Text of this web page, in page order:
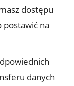
​dostępu‍
na
danych